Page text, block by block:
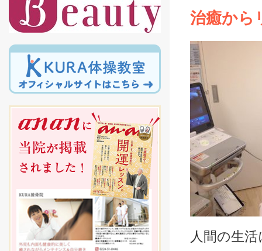
治癒から
人間の生